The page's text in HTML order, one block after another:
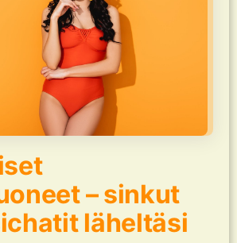
– sinkut
läheltäsi